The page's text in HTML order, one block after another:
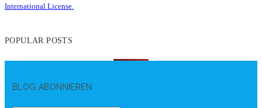
International License.
POPULAR POSTS
BLOG ABONNIEREN